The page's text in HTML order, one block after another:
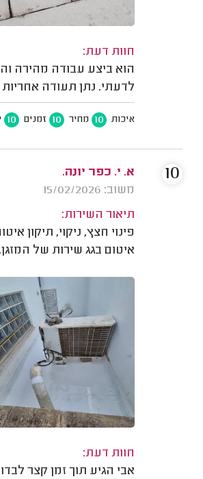
חוות דעת:
הוא ביצע עבודה מהירה
לדעתי. נתן תעודה
איכות 10 מחיר 10 זמנים 10
א. י. כפר יונה.
משוב: 15/02/2026
תיאור השירות:
פינוי חצץ, ניקוי, תיקון
איטום בגג שירות של המזגן.
חוות דעת:
אבי הגיע תוך זמן קצר
10